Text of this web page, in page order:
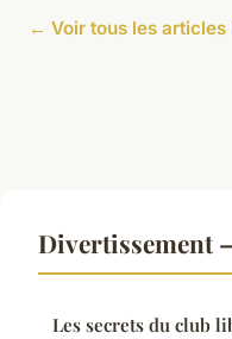
← Voir tous les
Divertissement
Les secrets du club